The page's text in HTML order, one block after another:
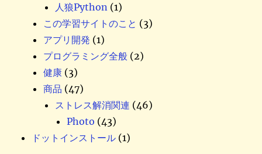
人狼Python (1)
この学習サイトのこと (3)
アプリ開発 (1)
プログラミング全般 (2)
健康 (3)
商品 (47)
ストレス解消関連 (46)
Photo (43)
ドットインストール (1)